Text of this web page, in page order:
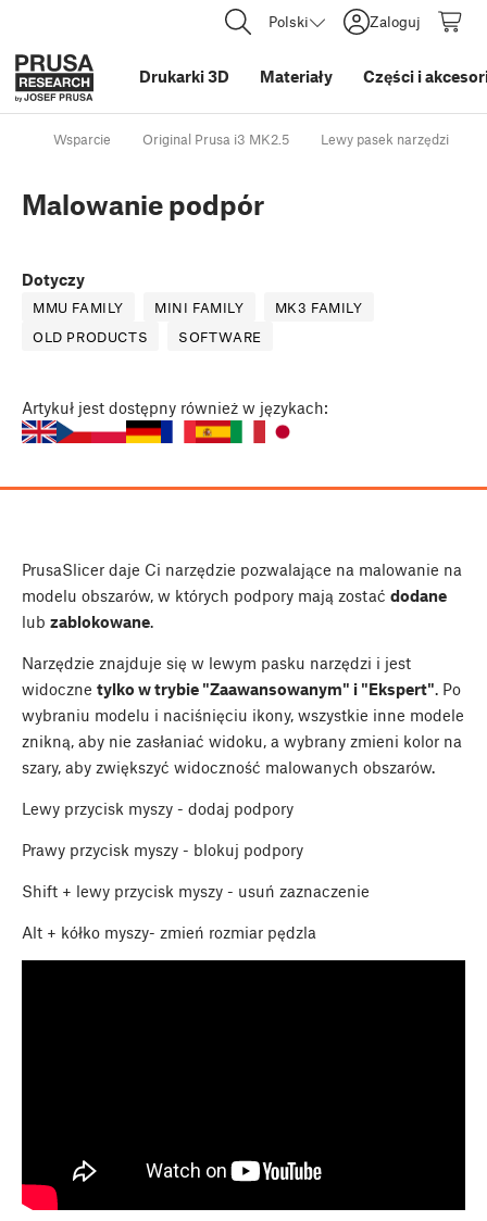
Polski Zaloguj
Drukarki 3D Materiały Części i
Wsparcie Original Prusa i3 MK2.5 Lewy pasek narzędzi
Malowanie podpór
Dotyczy
MMU FAMILY MINI FAMILY
MK3 FAMILY
OLD PRODUCTS
SOFTWARE
Artykuł jest dostępny również w językach:
PrusaSlicer daje Ci narzędzie pozwalające na malowanie na
modelu obszarów, w których podpory mają zostać dodane
lub zablokowane.
Narzędzie znajduje się w lewym pasku narzędzi i jest
widoczne tylko w trybie "Zaawansowanym" i "Ekspert". Po
wybraniu modelu i naciśnięciu ikony, wszystkie inne modele
znikną, aby nie zasłaniać widoku, a wybrany zmieni kolor na
szary, aby zwiększyć widoczność malowanych obszarów.
Lewy przycisk myszy - dodaj podpory
Prawy przycisk myszy - blokuj podpory
Shift + lewy przycisk myszy - usuń zaznaczenie
Alt + kółko myszy- zmień rozmiar pędzla